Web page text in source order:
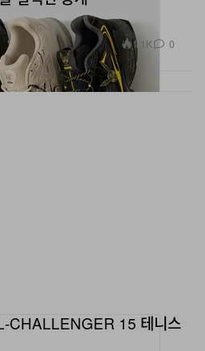
1.1K 0
15 테니스